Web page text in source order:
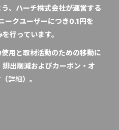
、ハーチ株式会社が運営する
ークユーザーにつき0.1円を
行っています。
用と取材活動のための移動に
出削減およびカーボン・オ
詳細）。